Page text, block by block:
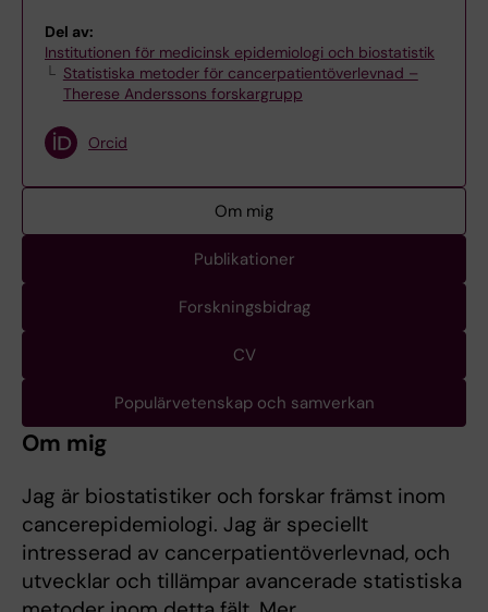
Del av:
Institutionen för medicinsk epidemiologi och biostatistik
Statistiska metoder för cancerpatientöverlevnad –
Therese Anderssons forskargrupp
Orcid
Om mig
Publikationer
Forskningsbidrag
CV
Populärvetenskap och samverkan
Om mig
Jag är biostatistiker och forskar främst inom
cancerepidemiologi. Jag är speciellt
intresserad av cancerpatientöverlevnad, och
utvecklar och tillämpar avancerade statistiska